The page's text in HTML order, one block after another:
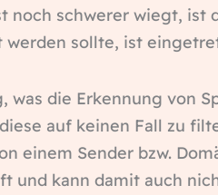
noch schwerer wiegt,
werden sollte, ist
die Erkennung von
auf keinen Fall zu
einem Sender bzw.
und kann damit auch